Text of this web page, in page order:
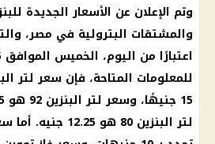
وتم الإعلان عن الأسعار الجديدة
والمشتقات البترولية في مصر،
لتر البنزين 80 هو